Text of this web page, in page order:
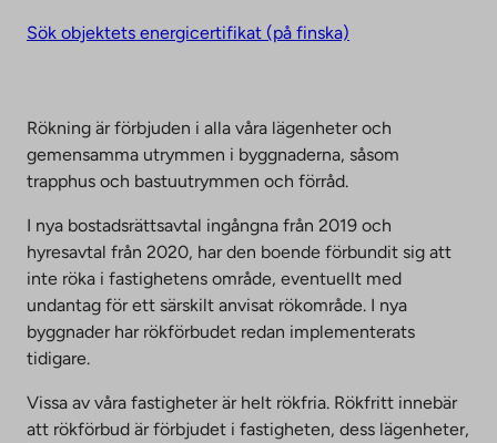
Sök objektets energicertifikat (på finska)
Rökning är förbjuden i alla våra lägenheter och
gemensamma utrymmen i byggnaderna, såsom
trapphus och bastuutrymmen och förråd.
I nya bostadsrättsavtal ingångna från 2019 och
hyresavtal från 2020, har den boende förbundit sig att
inte röka i fastighetens område, eventuellt med
undantag för ett särskilt anvisat rökområde. I nya
byggnader har rökförbudet redan implementerats
tidigare.
Vissa av våra fastigheter är helt rökfria. Rökfritt innebär
att rökförbud är förbjudet i fastigheten, dess lägenheter,